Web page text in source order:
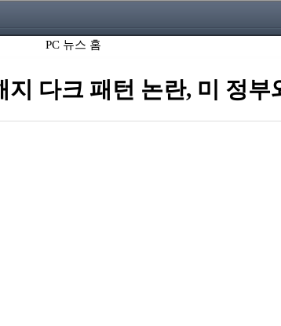
PC 뉴스 홈
지 다크 패턴 논란, 미 정부